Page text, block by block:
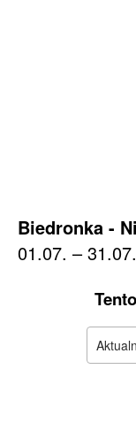
Biedronka -
01.07. – 31.07.